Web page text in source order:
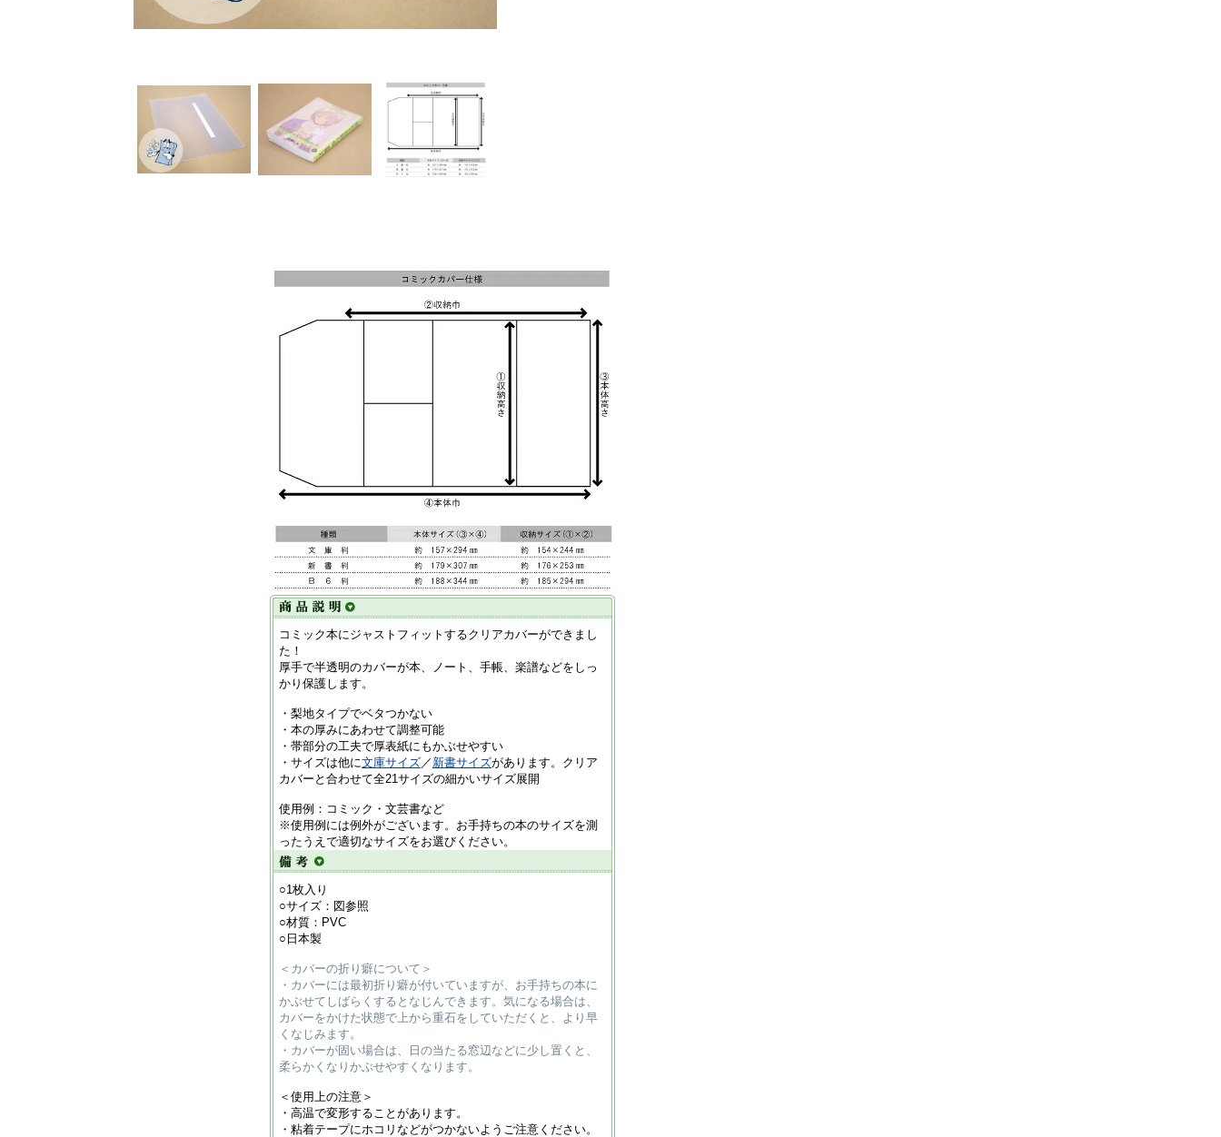
コミック本にジャストフィットするクリアカバーができまし
た！
厚手で半透明のカバーが本、ノート、手帳、楽譜などをしっ
かり保護します。
・梨地タイプでベタつかない
・本の厚みにあわせて調整可能
・帯部分の工夫で厚表紙にもかぶせやすい
・サイズは他に文庫サイズ／ 新書サイズがあります。クリア
カバーと合わせて全21サイズの細かいサイズ展開
使用例：コミック・文芸書など
※使用例には例外がございます。お手持ちの本のサイズを測
ったうえで適切なサイズをお選びください。
○1枚入り
○サイズ：図参照
○材質：PVC
○日本製
＜カバーの折り癖について＞
・カバーには最初折り癖が付いていますが、お手持ちの本に
かぶせてしばらくするとなじんできます。気になる場合は、
カバーをかけた状態で上から重石をしていただくと、より早
くなじみます。
・カバーが固い場合は、日の当たる窓辺などに少し置くと、
柔らかくなりかぶせやすくなります。
＜使用上の注意＞
・高温で変形することがあります。
・粘着テープにホコリなどがつかないようご注意ください。